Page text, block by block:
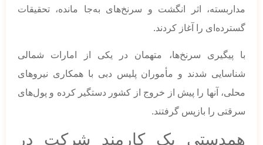
مداربسته، اثر انگشت و سرنخ‌های به‌جا مانده، تحقیقات
گسترده‌ای را آغاز کردند.
با پیگیری سرنخ‌ها، متهمان در یکی از امارات شمالی
شناسایی شدند و مأموران پلیس دبی با همکاری نیروهای
محلی، آنها را پیش از خروج از کشور دستگیر کرده و پول‌های
سرقتی را بازپس گرفتند.
همدستی یک کارمند شرکت در